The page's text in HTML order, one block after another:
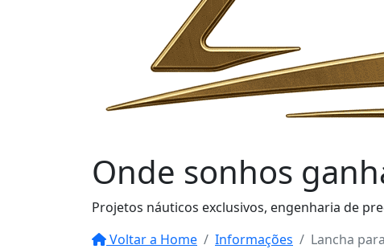
Onde sonhos
Projetos náuticos exclusivos, engenharia de
Voltar a Home
Informações Lancha